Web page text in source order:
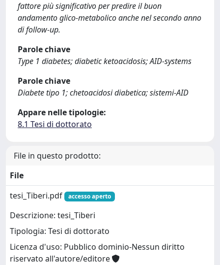
fattore più significativo per predire il buon
andamento glico-metabolico anche nel secondo anno
di follow-up.
Parole chiave
Type 1 diabetes; diabetic ketoacidosis; AID-systems
Parole chiave
Diabete tipo 1; chetoacidosi diabetica; sistemi-AID
Appare nelle tipologie:
8.1 Tesi di dottorato
File in questo prodotto:
File
tesi_Tiberi.pdf
accesso aperto
Descrizione: tesi_Tiberi
Tipologia: Tesi di dottorato
Licenza d'uso: Pubblico dominio-Nessun diritto
riservato all'autore/editore